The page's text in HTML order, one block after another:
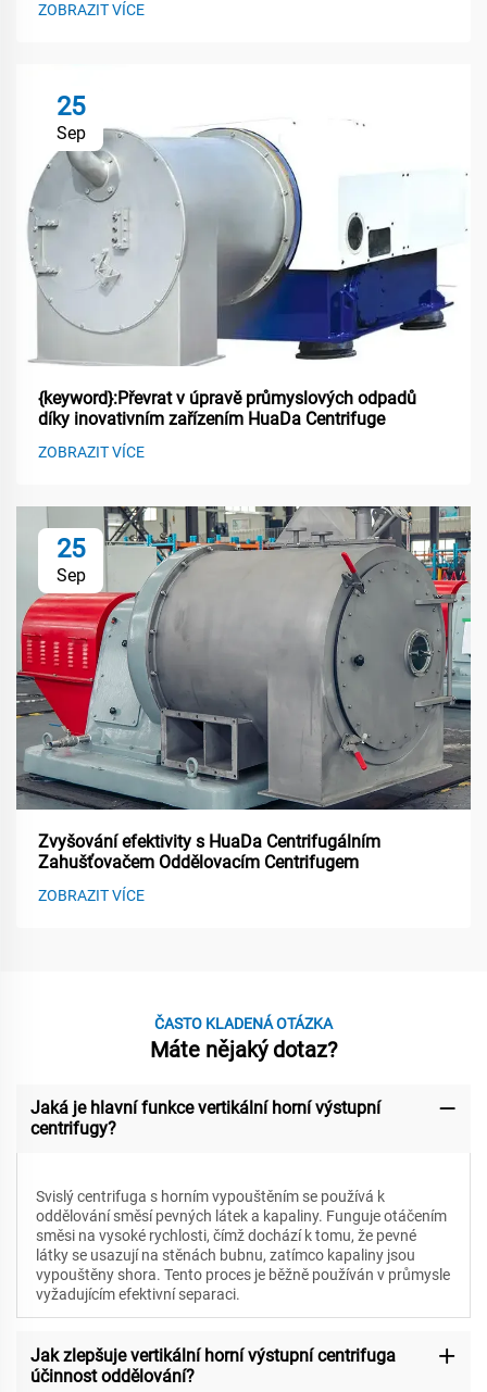
ZOBRAZIT VÍCE
25
Sep
{keyword}:Převrat v úpravě průmyslových odpadů
díky inovativním zařízením HuaDa Centrifuge
ZOBRAZIT VÍCE
25
Sep
Zvyšování efektivity s HuaDa Centrifugálním
Zahušťovačem Oddělovacím Centrifugem
ZOBRAZIT VÍCE
ČASTO KLADENÁ OTÁZKA
Máte nějaký dotaz?
Jaká je hlavní funkce vertikální horní výstupní
centrifugy?
Svislý centrifuga s horním vypouštěním se používá k
oddělování směsí pevných látek a kapaliny. Funguje otáčením
směsi na vysoké rychlosti, čímž dochází k tomu, že pevné
látky se usazují na stěnách bubnu, zatímco kapaliny jsou
vypouštěny shora. Tento proces je běžně používán v průmysle
vyžadujícím efektivní separaci.
Jak zlepšuje vertikální horní výstupní centrifuga
účinnost oddělování?